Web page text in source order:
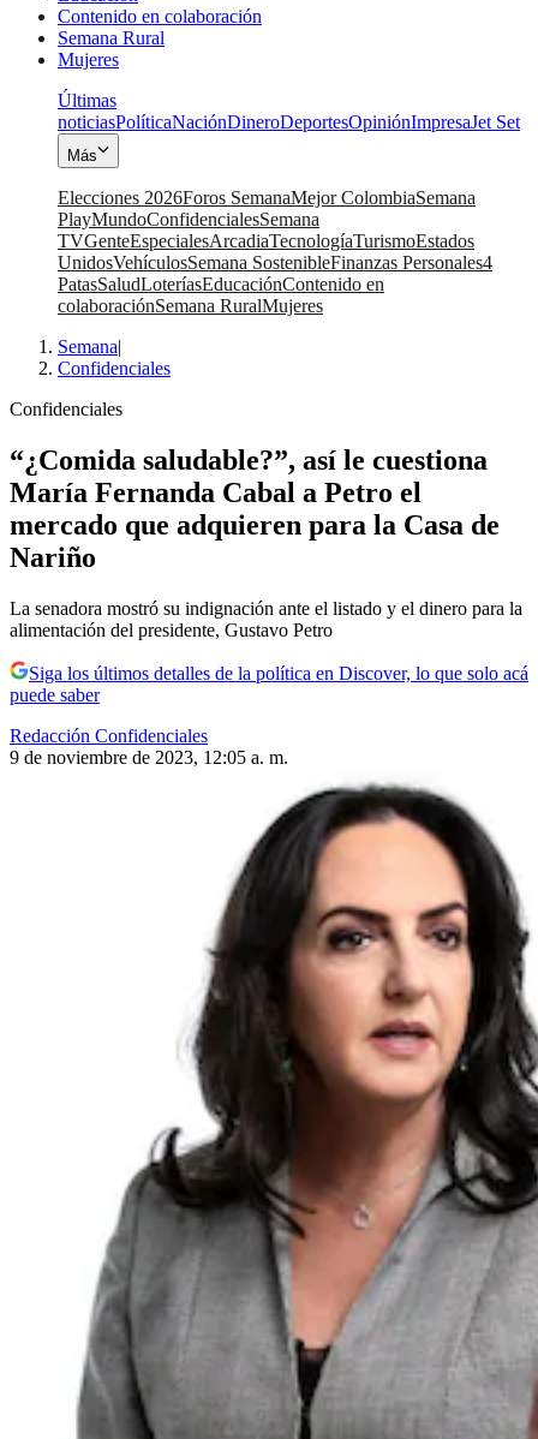
Contenido en colaboración
Semana Rural
Mujeres
Últimas
noticiasPolíticaNaciónDineroDeportesOpiniónImpresaJet Set
Más
Elecciones 2026Foros SemanaMejor ColombiaSemana
PlayMundoConfidencialesSemana
TVGenteEspecialesArcadiaTecnologíaTurismoEstados
UnidosVehículosSemana SostenibleFinanzas Personales4
PatasSaludLoteríasEducaciónContenido en
colaboraciónSemana RuralMujeres
Semana|
Confidenciales
Confidenciales
“¿Comida saludable?”, así le cuestiona
María Fernanda Cabal a Petro el
mercado que adquieren para la Casa de
Nariño
La senadora mostró su indignación ante el listado y el dinero para la
alimentación del presidente, Gustavo Petro
Siga los últimos detalles de la política en Discover, lo que solo acá
puede saber
Redacción Confidenciales
9 de noviembre de 2023, 12:05 a. m.